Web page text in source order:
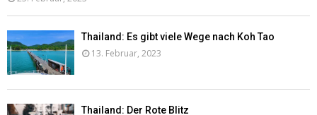
Thailand: Es gibt viele Wege nach Koh Tao
13. Februar, 2023
Thailand: Der Rote Blitz